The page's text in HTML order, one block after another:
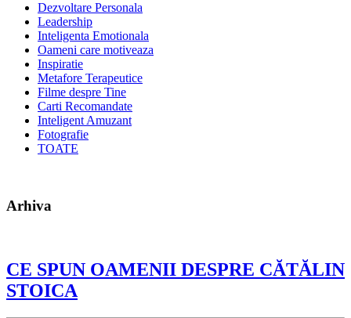
Dezvoltare Personala
Leadership
Inteligenta Emotionala
Oameni care motiveaza
Inspiratie
Metafore Terapeutice
Filme despre Tine
Carti Recomandate
Inteligent Amuzant
Fotografie
TOATE
Arhiva
CE SPUN OAMENII DESPRE CĂTĂLIN
STOICA